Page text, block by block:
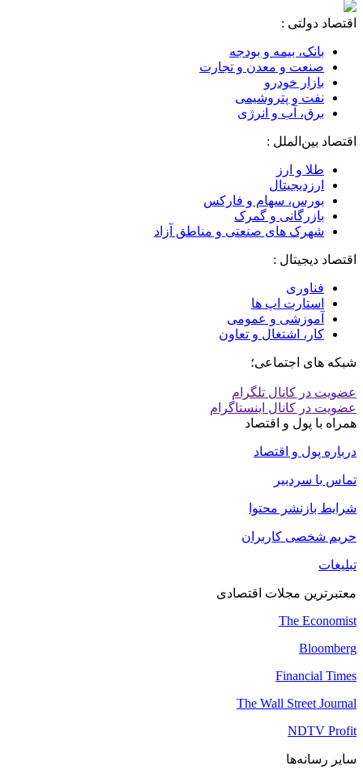
اقتصاد دولتی :
بانک، بیمه و بودجه
صنعت و معدن و تجارت
بازار خودرو
نفت و پتروشیمی
برق، آب و انرژی
اقتصاد بین‌الملل :
طلا و ارز
ارزدیجیتال
بورس، سهام و فارکس
بازرگانی و گمرک
شهرک های صنعتی و مناطق آزاد
اقتصاد دیجیتال :
فناوری
استارت اپ ها
آموزشی و عمومی
کار، اشتغال و تعاون
شبکه های اجتماعی؛
عضویت در کانال تلگرام
عضویت در کانال اینستاگرام
همراه با پول و اقتصاد
درباره پول و اقتصاد
تماس با سردبیر
شرایط بازنشر محتوا
حریم شخصی کاربران
تبلیغات
معتبرترین مجلات اقتصادی
The Economist
Bloomberg
Financial Times
The Wall Street Journal
NDTV Profit
سایر رسانه‌ها